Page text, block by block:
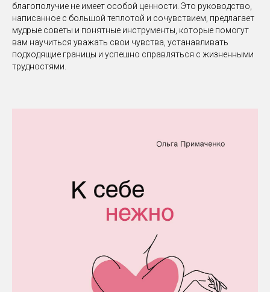
благополучие не имеет особой ценности. Это руководство,
написанное с большой теплотой и сочувствием, предлагает
мудрые советы и понятные инструменты, которые помогут
вам научиться уважать свои чувства, устанавливать
подходящие границы и успешно справляться с жизненными
трудностями.